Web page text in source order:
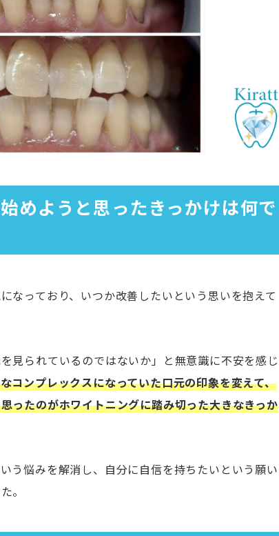
めようと思ったきっかけは何で
なっており、いつか改善したいという思いを抱えて
見られているのではないか」と無意識に不安を感じ
コンプレックスになっていた口元の印象を変えて、
ったのがホワイトニングに踏み切った大きなきっか
う悩みを解消し、自分に自信を持ちたいという願い
。